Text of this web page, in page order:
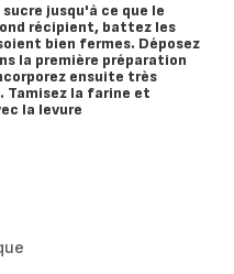
jusqu'à ce que le
récipient, battez les
bien fermes. Déposez
la première préparation
ensuite très
Tamisez la farine et
la levure